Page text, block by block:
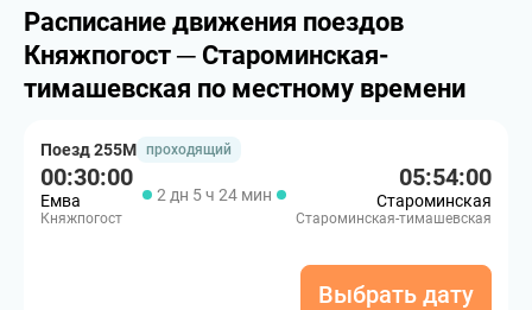
Расписание движения поездов
Княжпогост ─ Староминская-
тимашевская по местному времени
Поезд 255М проходящий
00:30:00
Емва
Княжпогост
2 дн 5 ч 24 мин
05:54:00
Староминская
Староминская-тимашевская
Выбрать дату